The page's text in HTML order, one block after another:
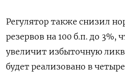
Регулятор также снизил
резервов на 100 б.п. до 3%,
увеличит избыточную
будет реализовано в